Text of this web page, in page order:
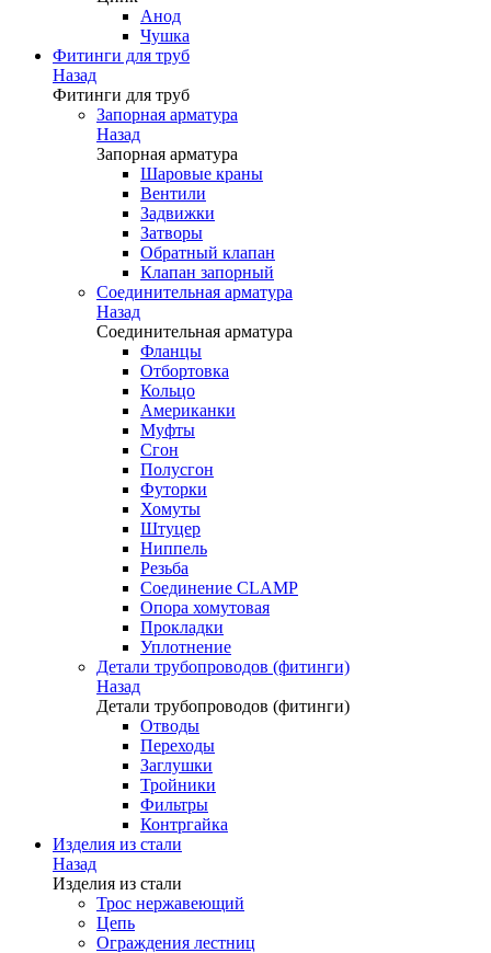
Анод
Чушка
Фитинги для труб
Назад
Фитинги для труб
Запорная арматура
Назад
Запорная арматура
Шаровые краны
Вентили
Задвижки
Затворы
Обратный клапан
Клапан запорный
Соединительная арматура
Назад
Соединительная арматура
Фланцы
Отбортовка
Кольцо
Американки
Муфты
Сгон
Полусгон
Футорки
Хомуты
Штуцер
Ниппель
Резьба
Соединение CLAMP
Опора хомутовая
Прокладки
Уплотнение
Детали трубопроводов (фитинги)
Назад
Детали трубопроводов (фитинги)
Отводы
Переходы
Заглушки
Тройники
Фильтры
Контргайка
Изделия из стали
Назад
Изделия из стали
Трос нержавеющий
Цепь
Ограждения лестниц